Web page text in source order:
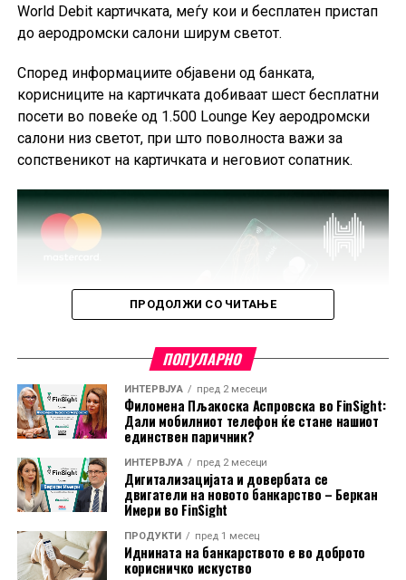
World Debit картичката, меѓу кои и бесплатен пристап
до аеродромски салони ширум светот.
Според информациите објавени од банката,
корисниците на картичката добиваат шест бесплатни
посети во повеќе од 1.500 Lounge Key аеродромски
салони низ светот, при што поволноста важи за
сопственикот на картичката и неговиот сопатник.
ПРОДОЛЖИ СО ЧИТАЊЕ
ПОПУЛАРНО
ИНТЕРВЈУА пред 2 месеци
Филомена Пљакоска Аспровска во FinSight:
Дали мобилниот телефон ќе стане нашиот
единствен паричник?
ИНТЕРВЈУА пред 2 месеци
Дигитализацијата и довербата се
двигатели на новото банкарство – Беркан
Имери во FinSight
ПРОДУКТИ пред 1 месец
Иднината на банкарството е во доброто
корисничко искуство